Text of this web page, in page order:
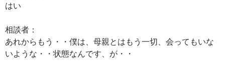
はい
相談者：
あれからもう・・僕は、母親とはもう一切、会ってもいな
いような・・状態なんです、が・・